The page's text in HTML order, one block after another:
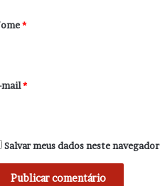
*
mail*
Salvar meus dados neste